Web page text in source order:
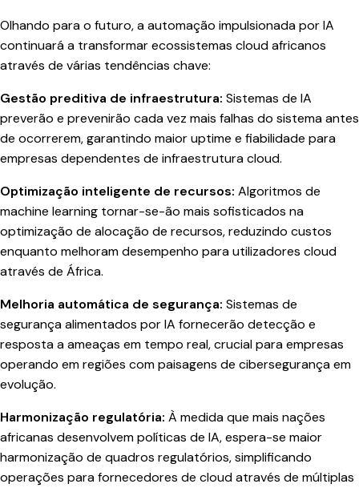
Olhando para o futuro, a automação impulsionada por IA
continuará a transformar ecossistemas cloud africanos
através de várias tendências chave:
Gestão preditiva de infraestrutura: Sistemas de IA
preverão e prevenirão cada vez mais falhas do sistema antes
de ocorrerem, garantindo maior uptime e fiabilidade para
empresas dependentes de infraestrutura cloud.
Optimização inteligente de recursos: Algoritmos de
machine learning tornar-se-ão mais sofisticados na
optimização de alocação de recursos, reduzindo custos
enquanto melhoram desempenho para utilizadores cloud
através de África.
Melhoria automática de segurança: Sistemas de
segurança alimentados por IA fornecerão detecção e
resposta a ameaças em tempo real, crucial para empresas
operando em regiões com paisagens de cibersegurança em
evolução.
Harmonização regulatória: À medida que mais nações
africanas desenvolvem políticas de IA, espera-se maior
harmonização de quadros regulatórios, simplificando
operações para fornecedores de cloud através de múltiplas